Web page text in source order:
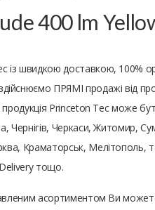
400 lm
із швидкою доставкою, 100%
ПРЯМІ продажі від
Princeton Tec може
Черкаси, Житомир,
Краматорськ, Мелітополь,
тощо.
асортиментом Ви